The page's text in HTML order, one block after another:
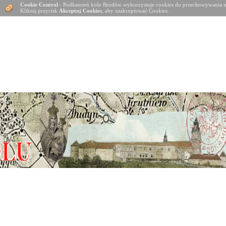
Cookie Control - Podkamień koło Brodów wykorzystuje cookies do
Kliknij przycisk Akceptuj Cookies , aby zaakceptować Cookies.